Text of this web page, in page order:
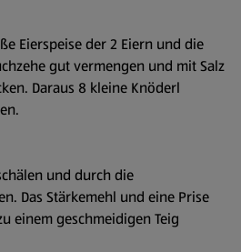
Eierspeise der 2 Eiern und die
gut vermengen und mit Salz
Daraus 8 kleine Knöderl
und durch die
Das Stärkemehl und eine Prise
einem geschmeidigen Teig